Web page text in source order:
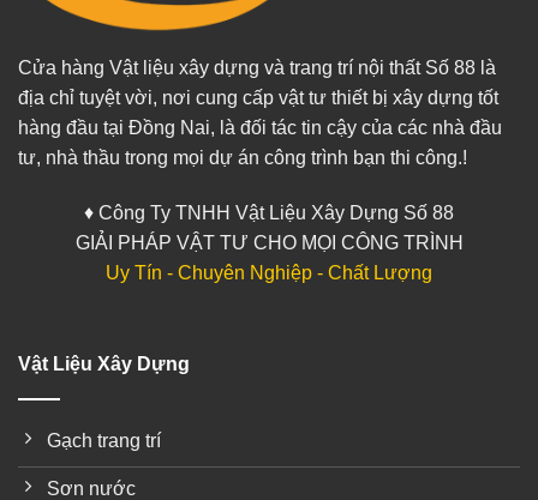
Cửa hàng Vật liệu xây dựng và trang trí nội thất Số 88 là
địa chỉ tuyệt vời, nơi cung cấp vật tư thiết bị xây dựng tốt
hàng đầu tại Đồng Nai, là đối tác tin cậy của các nhà đầu
tư, nhà thầu trong mọi dự án công trình bạn thi công.!
♦ Công Ty TNHH Vật Liệu Xây Dựng Số 88
GIẢI PHÁP VẬT TƯ CHO MỌI CÔNG TRÌNH
Uy Tín - Chuyên Nghiệp - Chất Lượng
Vật Liệu Xây Dựng
Gạch trang trí
Sơn nước